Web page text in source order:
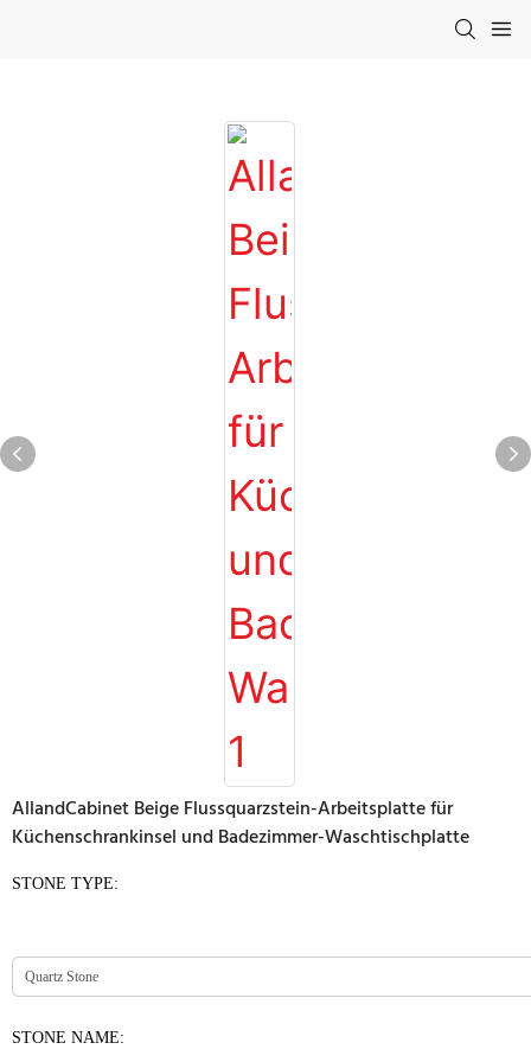
AllandCabinet Beige Flussquarzstein-Arbeitsplatte für
Küchenschrankinsel und Badezimmer-Waschtischplatte
STONE TYPE:
STONE NAME: